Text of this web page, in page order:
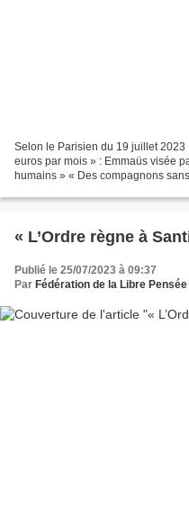
Selon le Parisien du 19 juillet
euros par mois » : Emmaüs visée
humains » « Des compagnons
« L’Ordre règne à
Publié le 25/07/2023 à 09:37
Par Fédération de la Libre